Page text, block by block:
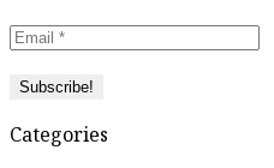
Categories